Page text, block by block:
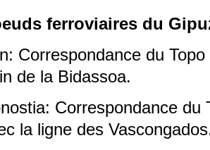
ferroviaires du
Correspondance du
de la Bidassoa.
Correspondance du
la ligne des